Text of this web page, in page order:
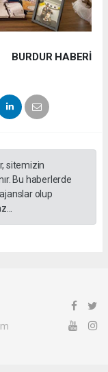
BURDUR HABERİ
sitemizin
Bu haberlerde
olup